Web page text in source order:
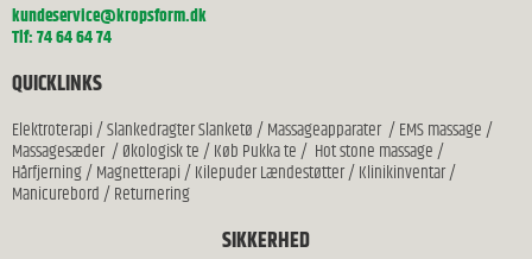
kundeservice@kropsform.dk
Tlf: 74 64 64 74
QUICKLINKS
Elektroterapi /Slankedragter Slanketø /Massageapparater/EMS massage /
Massagesæder/Økologisk te /Køb Pukka te / Hot stone massage /
Hårfjerning/Magnetterapi /Kilepuder Lændestøtter/Klinikinventar/
Manicurebord /Returnering
SIKKERHED